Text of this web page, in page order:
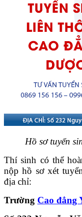
Hồ sơ tuyển
Thí sinh có thể
nộp hồ sơ xét
địa chỉ:
Trường Cao đẳng